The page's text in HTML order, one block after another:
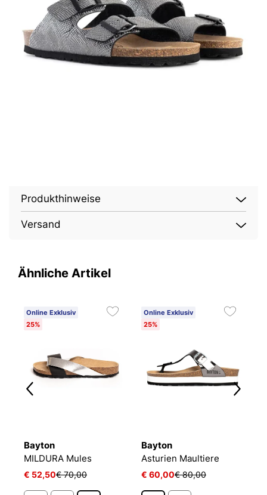
Produkthinweise
Versand
Ähnliche Artikel
Online Exklusiv
25%
Bayton
MILDURA Mules
€ 52,50€ 70,00
Online Exklusiv
25%
Bayton
Asturien Maultiere
€ 60,00€ 80,00